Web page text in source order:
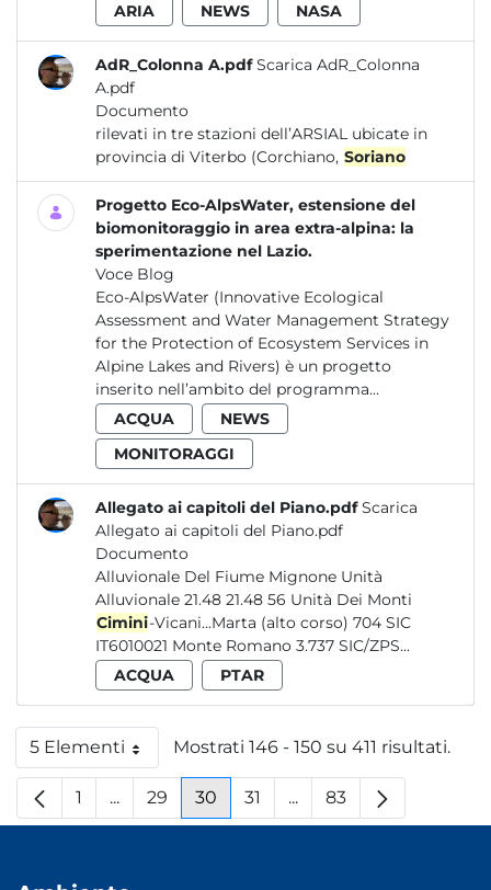
ARIA
NEWS NASA
AdR_Colonna A.pdf Scarica AdR_Colonna
A.pdf
Documento
rilevati in tre stazioni dell’ARSIAL ubicate in
provincia di Viterbo (Corchiano, Soriano
Progetto Eco-AlpsWater, estensione del
biomonitoraggio in area extra-alpina: la
sperimentazione nel Lazio.
Voce Blog
Eco-AlpsWater (Innovative Ecological
Assessment and Water Management Strategy
for the Protection of Ecosystem Services in
Alpine Lakes and Rivers) è un progetto
inserito nell’ambito del programma...
ACQUA
NEWS
MONITORAGGI
Allegato ai capitoli del Piano.pdf Scarica
Allegato ai capitoli del Piano.pdf
Documento
Alluvionale Del Fiume Mignone Unità
Alluvionale 21.48 21.48 56 Unità Dei Monti
Cimini-Vicani...Marta (alto corso) 704 SIC
IT6010021 Monte Romano 3.737 SIC/ZPS...
ACQUA
PTAR
5 ElementiPer paginaMostrati 146 - 150 su 411 risultati.
Pagina
1 ...Pagine intermedie
Pagina
29 Pagina
30 Pagina
31 ...Pagine intermedie
Pagina
83